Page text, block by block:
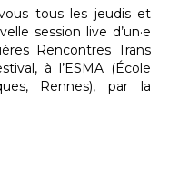
tous les jeudis et
session live d’un·e
Rencontres Trans
à l’ESMA (École
Rennes), par la